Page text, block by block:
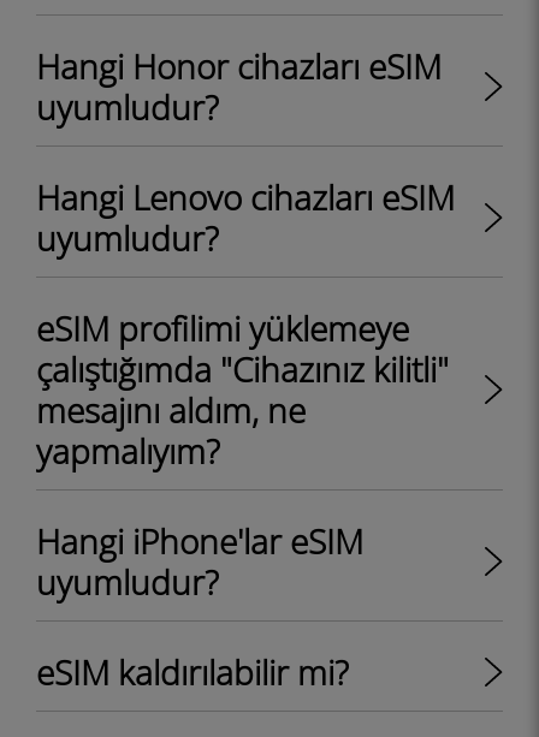
Hangi Honor cihazları eSIM
uyumludur?
Hangi Lenovo cihazları eSIM
uyumludur?
eSIM profilimi yüklemeye
çalıştığımda "Cihazınız kilitli"
mesajını aldım, ne
yapmalıyım?
Hangi iPhone'lar eSIM
uyumludur?
eSIM kaldırılabilir mi?